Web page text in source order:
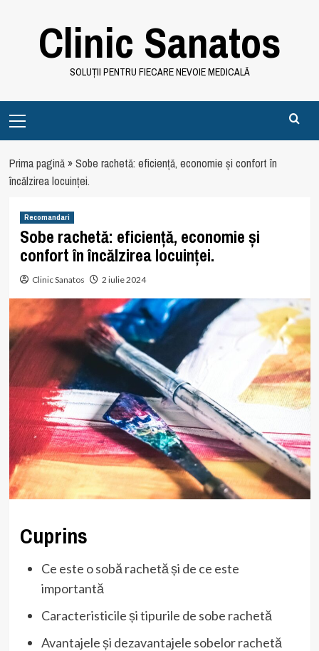
Clinic Sanatos
SOLUȚII PENTRU FIECARE NEVOIE MEDICALĂ
Menu
Prima pagină»Sobe rachetă: eficiență, economie și confort în
încălzirea locuinței.
Recomandari
Sobe rachetă: eficiență, economie și
confort în încălzirea locuinței.
Clinic Sanatos 2 iulie 2024
Cuprins
Ce este o sobă rachetă și de ce este
importantă
Caracteristicile și tipurile de sobe rachetă
Avantajele și dezavantajele sobelor rachetă